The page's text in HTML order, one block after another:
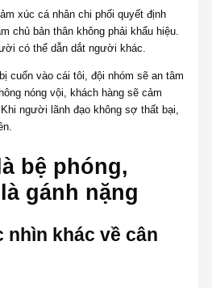
xúc cá nhân chi phối quyết định
chủ bản thân không phải khẩu hiệu.
có thể dẫn dắt người khác.
cuốn vào cái tôi, đội nhóm sẽ an tâm
nóng vội, khách hàng sẽ cảm
người lãnh đạo không sợ thất bại,
bệ phóng,
gánh nặng
nhìn khác về cân